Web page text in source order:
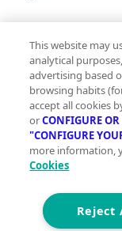
Contacto
Aviso Legal
Condiciones de uso
Politica de
Política de cookies
This website may
analytical
advertising based
browsing habits
accept all cookies
orCONFIGURE OR
"CONFIGURE
more information,
Cookies
Reject